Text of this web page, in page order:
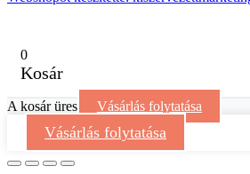
0
Kosár
A kosár üres Vásárlás folytatása
Vásárlás folytatása